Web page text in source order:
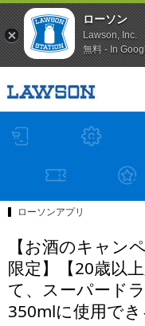
ローソンアプリ
【お酒のキャン
限定】【20歳以
て、スーパード
350mlに使用で
ローソン
Lawson, Inc.
無料 - In